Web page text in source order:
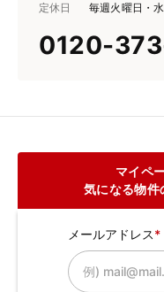
定休日
毎週火曜日・
0120-
マイペ
気になる物件
メールアドレス